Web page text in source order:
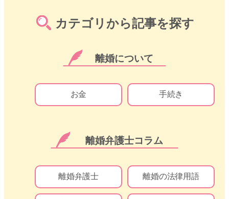
カテゴリから記事を探す
離婚について
お金 手続き
離婚弁護士コラム
離婚弁護士 離婚の法律用語